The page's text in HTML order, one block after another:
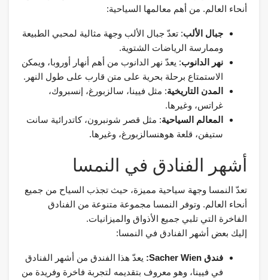
أنحاء العالم. من أهم معالمها السياحية:
جبال الألب: تعدّ جبال الألب وجهة مثالية لمحبي الطبيعة
وممارسة الرياضات الشتوية.
نهر الدانوب: يعدّ نهر الدانوب من أهم أنهار أوروبا، ويمكن
الاستمتاع برحلة بحرية على متن قارب على طول النهر.
المدن التاريخية: مثل فيينا، سالزبورغ، إنسبروك،
غراتس، وغيرها.
المعالم السياحية: مثل قصر شونبرون، كاتدرائية سانت
ستيفن، قلعة هوهنسالزبورغ، وغيرها.
أشهر الفنادق في النمسا
تعدّ النمسا وجهة سياحية مميزة، حيث تجذب السياح من جميع
أنحاء العالم. وتوفر النمسا مجموعة متنوعة من الفنادق
الفاخرة التي تلبي جميع الأذواق والميزانيات.
إليك بعض أشهر الفنادق في النمسا:
فندق Sacher Wien:
يعدّ هذا الفندق من أشهر الفنادق
في فيينا، وهو معروف بتقديمه لتجربة فاخرة وفريدة من